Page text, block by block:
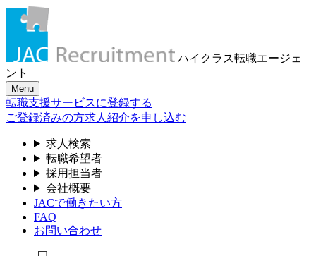
ハイクラス転職エージェ
ント
Menu
転職支援サービスに登録する
ご登録済みの方求人紹介を申し込む
求人検索
転職希望者
採用担当者
会社概要
JACで働きたい方
FAQ
お問い合わせ